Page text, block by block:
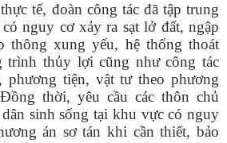
tế, đoàn công tác đã tập trung
nguy cơ xảy ra sạt lở đất, ngập
thông xung yếu, hệ thống thoát
trình thủy lợi cũng như công tác
phương tiện, vật tư theo phương
thời, yêu cầu các thôn chủ
sinh sống tại khu vực có nguy
án sơ tán khi cần thiết, bảo